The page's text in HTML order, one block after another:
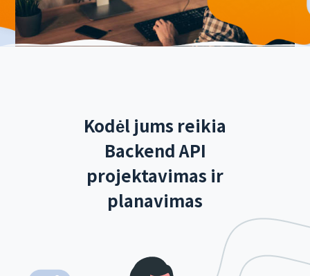
Kodėl jums reikia
Backend API
projektavimas ir
planavimas